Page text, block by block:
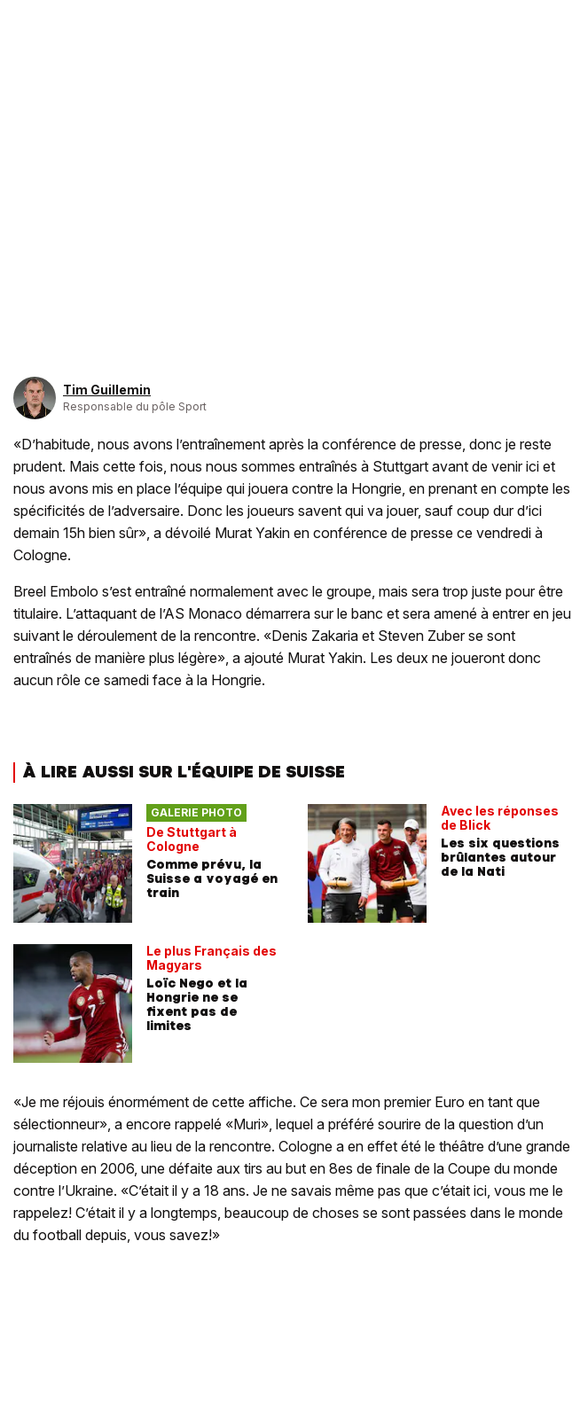
Tim Guillemin
Responsable du pôle Sport
«D’habitude, nous avons l’entraînement après la conférence de presse, donc je reste
prudent. Mais cette fois, nous nous sommes entraînés à Stuttgart avant de venir ici et
nous avons mis en place l’équipe qui jouera contre la Hongrie, en prenant en compte les
spécificités de l’adversaire. Donc les joueurs savent qui va jouer, sauf coup dur d’ici
demain 15h bien sûr», a dévoilé Murat Yakin en conférence de presse ce vendredi à
Cologne.
Breel Embolo s’est entraîné normalement avec le groupe, mais sera trop juste pour être
titulaire. L’attaquant de l’AS Monaco démarrera sur le banc et sera amené à entrer en jeu
suivant le déroulement de la rencontre. «Denis Zakaria et Steven Zuber se sont
entraînés de manière plus légère», a ajouté Murat Yakin. Les deux ne joueront donc
aucun rôle ce samedi face à la Hongrie.
À LIRE AUSSI SUR L'ÉQUIPE DE SUISSE
GALERIE PHOTO
De Stuttgart à
Cologne
Comme prévu, la
Suisse a voyagé en
train
Le plus Français des
Magyars
Loïc Nego et la
Hongrie ne se
fixent pas de
limites
Avec les réponses
de Blick
Les six questions
brûlantes autour
de la Nati
«Je me réjouis énormément de cette affiche. Ce sera mon premier Euro en tant que
sélectionneur», a encore rappelé «Muri», lequel a préféré sourire de la question d’un
journaliste relative au lieu de la rencontre. Cologne a en effet été le théâtre d’une grande
déception en 2006, une défaite aux tirs au but en 8es de finale de la Coupe du monde
contre l’Ukraine. «C’était il y a 18 ans. Je ne savais même pas que c’était ici, vous me le
rappelez! C’était il y a longtemps, beaucoup de choses se sont passées dans le monde
du football depuis, vous savez!»